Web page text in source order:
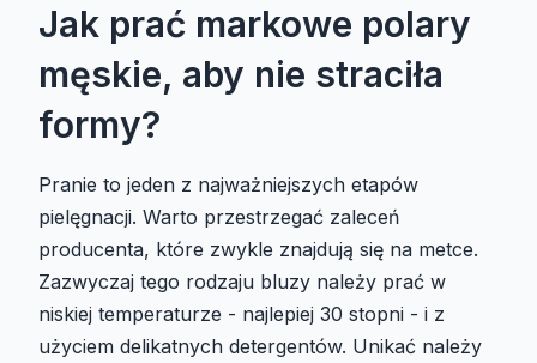
Jak prać markowe polary
męskie, aby nie straciła
formy?
Pranie to jeden z najważniejszych etapów
pielęgnacji. Warto przestrzegać zaleceń
producenta, które zwykle znajdują się na metce.
Zazwyczaj tego rodzaju bluzy należy prać w
niskiej temperaturze - najlepiej 30 stopni - i z
użyciem delikatnych detergentów. Unikać należy